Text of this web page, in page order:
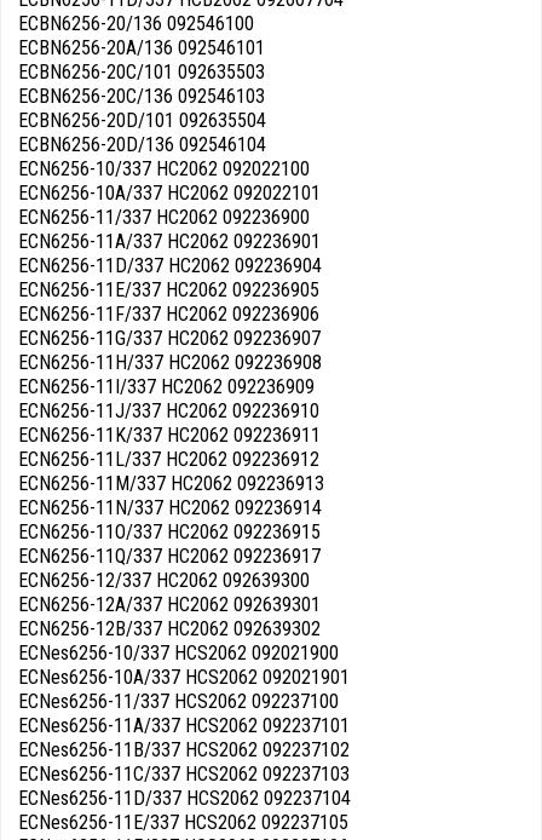
ECBN6256-20/136 092546100
ECBN6256-20A/136 092546101
ECBN6256-20C/101 092635503
ECBN6256-20C/136 092546103
ECBN6256-20D/101 092635504
ECBN6256-20D/136 092546104
ECN6256-10/337 HC2062 092022100
ECN6256-10A/337 HC2062 092022101
ECN6256-11/337 HC2062 092236900
ECN6256-11A/337 HC2062 092236901
ECN6256-11D/337 HC2062 092236904
ECN6256-11E/337 HC2062 092236905
ECN6256-11F/337 HC2062 092236906
ECN6256-11G/337 HC2062 092236907
ECN6256-11H/337 HC2062 092236908
ECN6256-11I/337 HC2062 092236909
ECN6256-11J/337 HC2062 092236910
ECN6256-11K/337 HC2062 092236911
ECN6256-11L/337 HC2062 092236912
ECN6256-11M/337 HC2062 092236913
ECN6256-11N/337 HC2062 092236914
ECN6256-11O/337 HC2062 092236915
ECN6256-11Q/337 HC2062 092236917
ECN6256-12/337 HC2062 092639300
ECN6256-12A/337 HC2062 092639301
ECN6256-12B/337 HC2062 092639302
ECNes6256-10/337 HCS2062 092021900
ECNes6256-10A/337 HCS2062 092021901
ECNes6256-11/337 HCS2062 092237100
ECNes6256-11A/337 HCS2062 092237101
ECNes6256-11B/337 HCS2062 092237102
ECNes6256-11C/337 HCS2062 092237103
ECNes6256-11D/337 HCS2062 092237104
ECNes6256-11E/337 HCS2062 092237105